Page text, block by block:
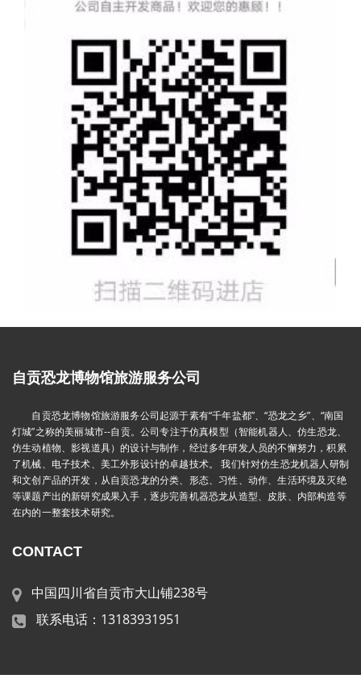
自贡恐龙博物馆旅游服务公司
自贡恐龙博物馆旅游服务公司起源于素有“千年盐都”、“恐龙之乡”、“南国
灯城”之称的美丽城市--自贡。公司专注于仿真模型（智能机器人、仿生恐龙、
仿生动植物、影视道具）的设计与制作，经过多年研发人员的不懈努力，积累
了机械、电子技术、美工外形设计的卓越技术。 我们针对仿生恐龙机器人研制
和文创产品的开发，从自贡恐龙的分类、形态、习性、动作、生活环境及灭绝
等课题产出的新研究成果入手，逐步完善机器恐龙从造型、皮肤、内部构造等
在内的一整套技术研究。
CONTACT
中国四川省自贡市大山铺238号
联系电话：13183931951